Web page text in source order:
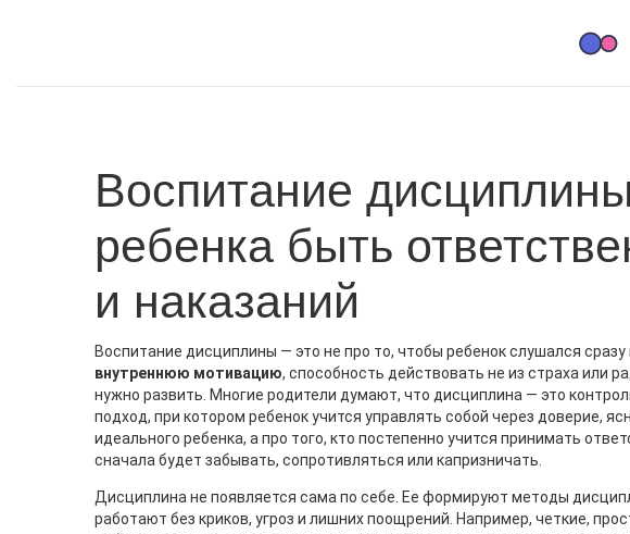
Воспитание
ребенка быть
и наказаний
Воспитание дисциплины — это не про то, чтобы ребенок слушался
внутреннюю мотивацию, способность действовать не из страха или
нужно развить. Многие родители думают, что дисциплина — это
подход, при котором ребенок учится управлять собой через доверие,
идеального ребенка, а про того, кто постепенно учится принимать
сначала будет забывать, сопротивляться или капризничать.
Дисциплина не появляется сама по себе. Ее формируют методы
работают без криков, угроз и лишних поощрений . Например, четкие,